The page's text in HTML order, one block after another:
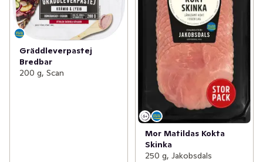
Gräddleverpastej
Bredbar
200 g, Scan
Mor Matildas Kokta
Skinka
250 g, Jakobsdals